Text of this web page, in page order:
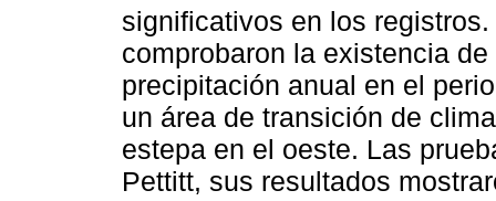
significativos en los registros.
comprobaron la existencia
precipitación anual en el
un área de transición de
estepa en el oeste. Las
Pettitt, sus resultados